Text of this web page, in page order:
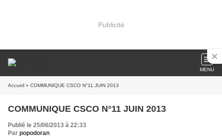
Publicité
MENU
Accueil » COMMUNIQUE CSCO N°11 JUIN 2013
COMMUNIQUE CSCO N°11 JUIN 2013
Publié le 25/06/2013 à 22:33
Par popodoran